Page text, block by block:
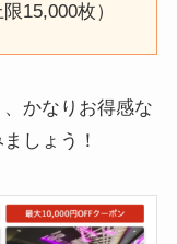
15,000枚）
かなりお得感な
しょう！